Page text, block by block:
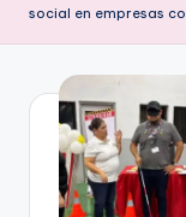
a
o
p
social en empresas